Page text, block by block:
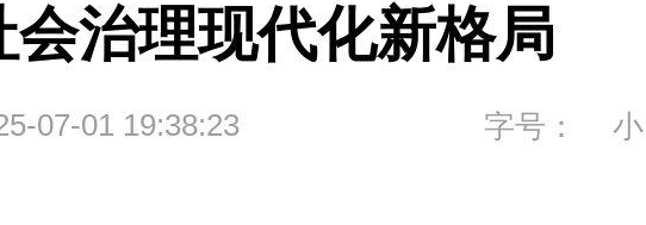
会治理现代化新格局
07-01 19:38:23 字号： 小